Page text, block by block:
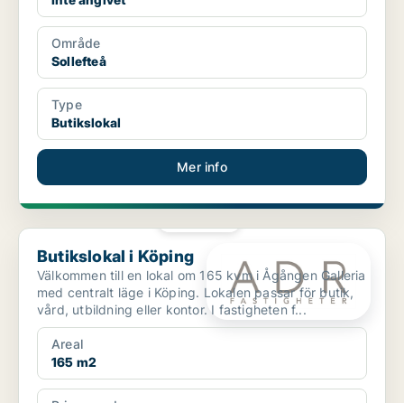
Område
Sollefteå
Type
Butikslokal
Mer info
Butikslokal i Köping
Butikslokal i Köping
Välkommen till en lokal om 165 kvm i Ågången Galleria
med centralt läge i Köping. Lokalen passar för butik,
vård, utbildning eller kontor. I fastigheten f...
Areal
165 m2